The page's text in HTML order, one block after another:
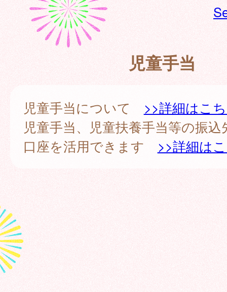
児童手当
児童手当について >>詳細はこ
児童手当、児童扶養手当等の振
口座を活用できます >>詳細は